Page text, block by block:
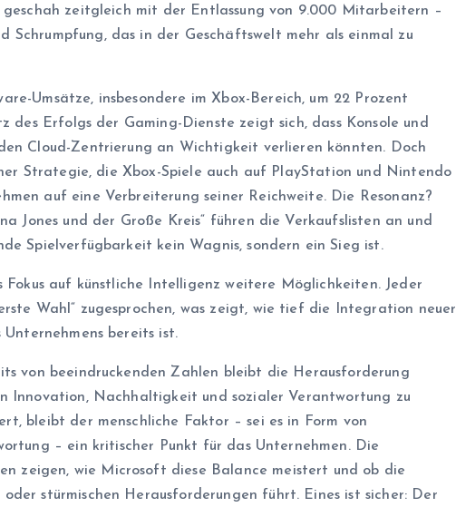
geschah zeitgleich mit der Entlassung von 9.000 Mitarbeitern –
Schrumpfung, das in der Geschäftswelt mehr als einmal zu
Umsätze, insbesondere im Xbox-Bereich, um 22 Prozent
des Erfolgs der Gaming-Dienste zeigt sich, dass Konsole und
Cloud-Zentrierung an Wichtigkeit verlieren könnten. Doch
Strategie, die Xbox-Spiele auch auf PlayStation und Nintendo
auf eine Verbreiterung seiner Reichweite. Die Resonanz?
Jones und der Große Kreis“ führen die Verkaufslisten an und
Spielverfügbarkeit kein Wagnis, sondern ein Sieg ist.
auf künstliche Intelligenz weitere Möglichkeiten. Jeder
Wahl“ zugesprochen, was zeigt, wie tief die Integration neuer
bereits ist.
von beeindruckenden Zahlen bleibt die Herausforderung
Innovation, Nachhaltigkeit und sozialer Verantwortung zu
bleibt der menschliche Faktor – sei es in Form von
– ein kritischer Punkt für das Unternehmen. Die
zeigen, wie Microsoft diese Balance meistert und ob die
stürmischen Herausforderungen führt. Eines ist sicher: Der